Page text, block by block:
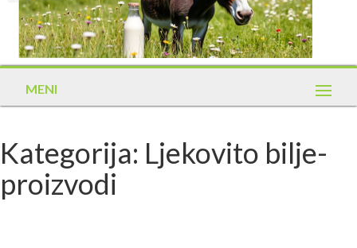
MENI
Kategorija: Ljekovito bilje-
proizvodi